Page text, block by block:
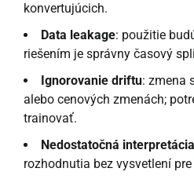
konvertujúcich.
Data leakage: použitie
riešením je správny časový
Ignorovanie driftu: zmena
alebo cenových zmenách;
trainovať.
Nedostatočná interpretácia
rozhodnutia bez vysvetlení